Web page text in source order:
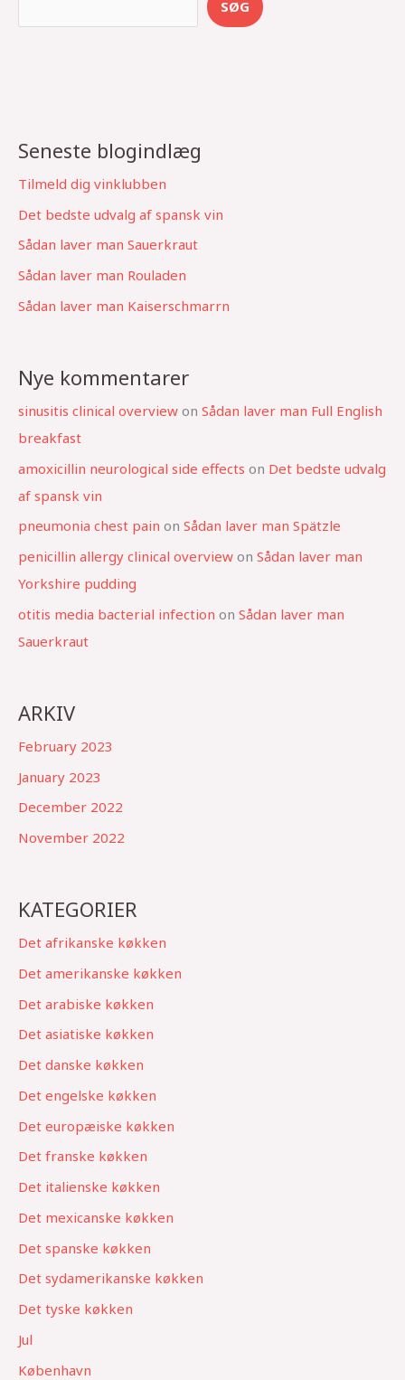
e
SØG
Seneste blogindlæg
Tilmeld dig vinklubben
Det bedste udvalg af spansk vin
Sådan laver man Sauerkraut
Sådan laver man Rouladen
Sådan laver man Kaiserschmarrn
Nye kommentarer
sinusitis clinical overview on Sådan laver man Full English
breakfast
amoxicillin neurological side effects on Det bedste udvalg
af spansk vin
pneumonia chest pain on Sådan laver man Spätzle
penicillin allergy clinical overview on Sådan laver man
Yorkshire pudding
otitis media bacterial infection on Sådan laver man
Sauerkraut
ARKIV
February 2023
January 2023
December 2022
November 2022
KATEGORIER
Det afrikanske køkken
Det amerikanske køkken
Det arabiske køkken
Det asiatiske køkken
Det danske køkken
Det engelske køkken
Det europæiske køkken
Det franske køkken
Det italienske køkken
Det mexicanske køkken
Det spanske køkken
Det sydamerikanske køkken
Det tyske køkken
Jul
København